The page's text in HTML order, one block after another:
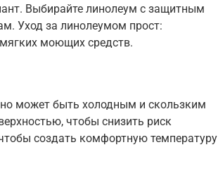
Выбирайте линолеум с защитным
Уход за линолеумом прост:
моющих средств.
может быть холодным и скользким
чтобы снизить риск
создать комфортную температуру